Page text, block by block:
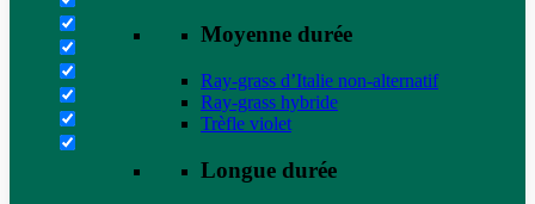
Moyenne durée
Ray-grass d’Italie non-alternatif
Ray-grass hybride
Trèfle violet
Longue durée